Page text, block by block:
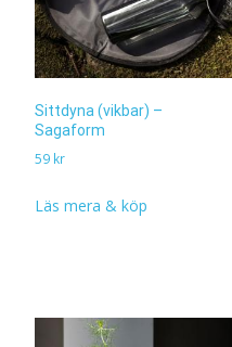
Sittdyna (vikbar) –
Sagaform
59 kr
Läs mera & köp